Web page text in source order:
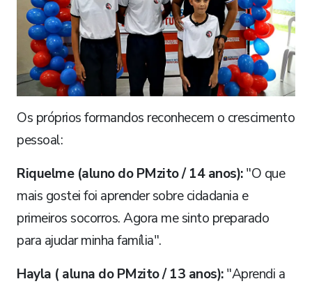
​Os próprios formandos reconhecem o crescimento
pessoal:
Riquelme (aluno do PMzito / 14 anos):"O que
mais gostei foi aprender sobre cidadania e
primeiros socorros. Agora me sinto preparado
para ajudar minha família".
​Hayla ( aluna do PMzito / 13 anos):"Aprendi a